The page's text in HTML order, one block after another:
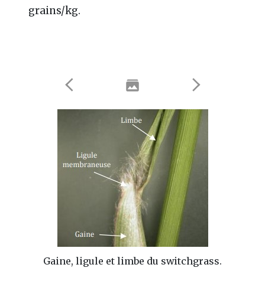
grains/kg.
Gaine, ligule et limbe du switchgrass.